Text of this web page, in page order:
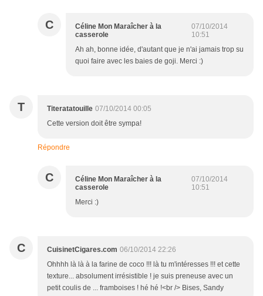
C
Céline Mon Maraîcher à la
casserole
07/10/2014
10:51
Ah ah, bonne idée, d'autant que je n'ai jamais trop su
quoi faire avec les baies de goji. Merci :)
T Titeratatouille 07/10/2014 00:05
Cette version doit être sympa!
Répondre
C
Céline Mon Maraîcher à la
casserole
07/10/2014
10:51
Merci :)
C CuisinetCigares.com 06/10/2014 22:26
Ohhhh là là à la farine de coco !!! là tu m'intéresses !!! et cette
texture... absolument irrésistible ! je suis preneuse avec un
petit coulis de ... framboises ! hé hé !<br /> Bises, Sandy